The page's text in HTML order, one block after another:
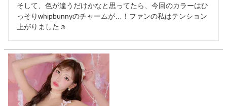
そして、色が違うだけかなと思ってたら、今回のカラーはひ
っそりwhipbunnyのチャームが…！ファンの私はテンション
上がりました☺️